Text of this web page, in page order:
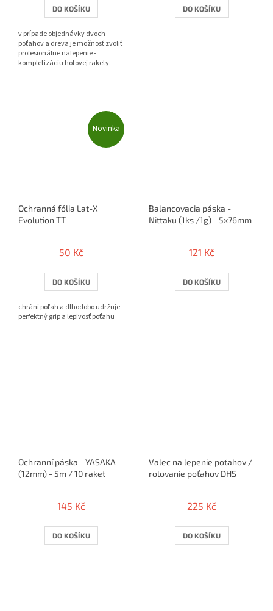
DO KOŠÍKU
v prípade objednávky dvoch
poťahov a dreva je možnosť zvoliť
profesionálne nalepenie -
kompletizáciu hotovej rakety.
DO KOŠÍKU
Novinka
Ochranná fólia Lat-X
Evolution TT
50 Kč
DO KOŠÍKU
chráni poťah a dlhodobo udržuje
perfektný grip a lepivosť poťahu
Balancovacia páska -
Nittaku (1ks /1g) - 5x76mm
121 Kč
DO KOŠÍKU
Ochranní páska - YASAKA
(12mm) - 5m / 10 raket
145 Kč
DO KOŠÍKU
Valec na lepenie poťahov /
rolovanie poťahov DHS
225 Kč
DO KOŠÍKU